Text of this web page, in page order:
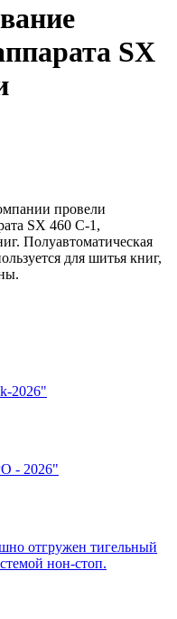
SX
провели
SX 460 С-1,
Полуавтоматическая
для шитья книг,
2026"
- 2026"
отгружен тигельный
нон-стоп.